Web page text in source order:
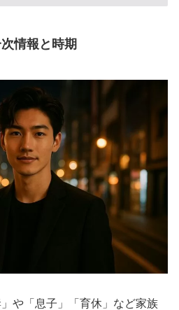
情報と時期
や「息子」「育休」など家族